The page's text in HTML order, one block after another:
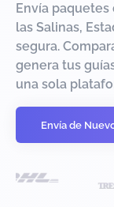
Envía
las Salinas,
segura.
genera tus
una sola
Envía de